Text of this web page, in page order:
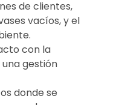
de clientes,
vacíos, y el
con la
gestión
donde se